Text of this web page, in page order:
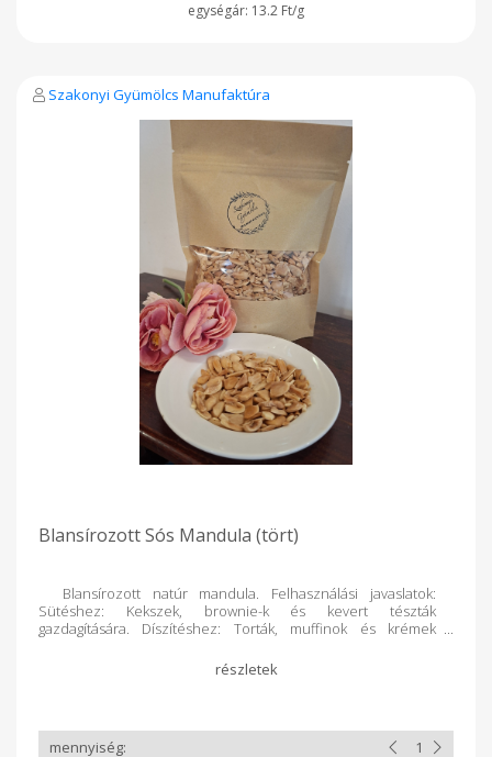
13.2 Ft/g
Szakonyi Gyümölcs Manufaktúra
Blansírozott Sós Mandula (tört)
Blansírozott natúr mandula. Felhasználási javaslatok:
Sütéshez: Kekszek, brownie-k és kevert tészták
gazdagítására. Díszítéshez: Torták, muffinok és krémek
joghurtok ropogós kiegészítőjeként. Praktikus és sokoldalú
megoldás a mindennapi cukrászathoz. 250g